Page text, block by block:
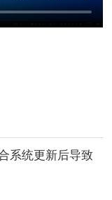
系统更新后导致